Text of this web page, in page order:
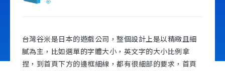
執行報告 / 策略解析
台灣谷米是日本的遊戲公司，整個設計上是以精緻且細
膩為主，比如選單的字體大小，英文字的大小比例拿
捏，到首頁下方的邊框細線，都有很細部的要求，首頁